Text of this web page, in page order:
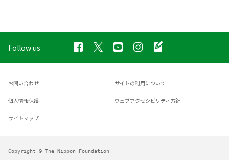
Follow us
お問い合わせ サイトの利用について
個人情報保護 ウェブアクセシビリティ方針
サイトマップ
Copyright © The Nippon Foundation